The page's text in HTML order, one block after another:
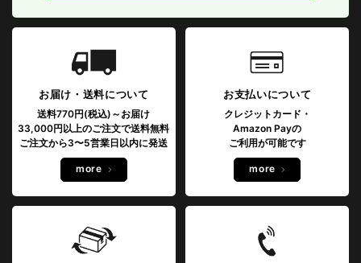
お届け・送料について
送料770円(税込)～お届け
33,000円以上のご注文で送料無料
ご注文から3〜5営業日以内に発送
more
お支払いについて
クレジットカード・
Amazon Payの
ご利用が可能です
more